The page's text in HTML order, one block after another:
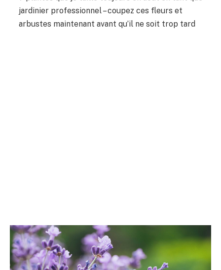
jardinier professionnel – coupez ces fleurs et
arbustes maintenant avant qu’il ne soit trop tard